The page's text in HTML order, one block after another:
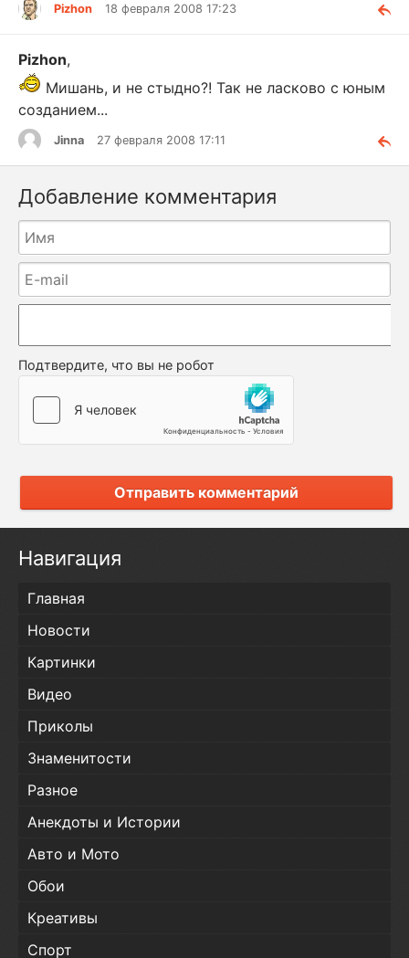
Pizhon 18 февраля 2008 17:23
Pizhon,
Мишань, и не стыдно?! Так не ласково с юным
созданием...
Jinna 27 февраля 2008 17:11
Добавление комментария
Подтвердите, что вы не робот
Отправить комментарий
Навигация
Главная
Новости
Картинки
Видео
Приколы
Знаменитости
Разное
Анекдоты и Истории
Авто и Мото
Обои
Креативы
Спорт